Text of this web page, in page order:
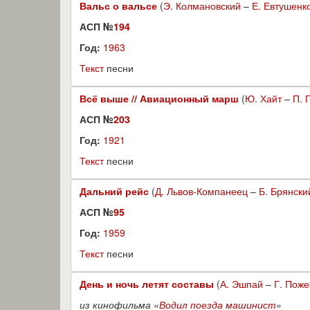
Вальс о вальсе (Э. Колмановский – Е.
АСП №194
Год: 1963
Текстпесни
Всё выше // Авиационный марш (Ю. Хайт– П.
АСП №203
Год: 1921
Текстпесни
Дальний рейс (Д. Львов-Компанеец – Б.
АСП №95
Год: 1959
Текстпесни
День и ночь летят составы (А. Эшпай – Г.
из кинофильма «Водил поезда машинист»